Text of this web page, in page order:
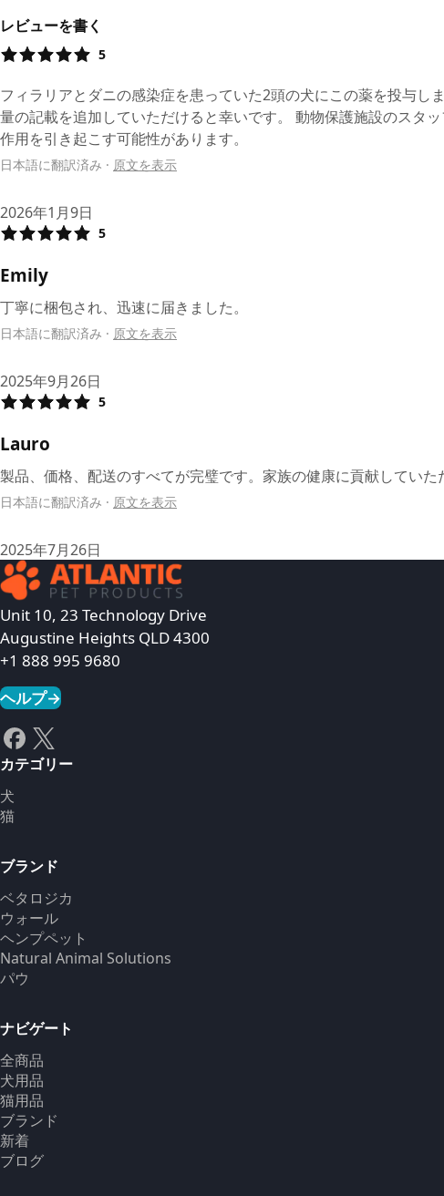
レビューを書く
5
フィラリアとダニの感染症を患っていた2頭の犬にこの薬を投与
量の記載を追加していただけると幸いです。 動物保護施設のスタ
作用を引き起こす可能性があります。
日本語に翻訳済み · 原文を表示
2026年1月9日
5
Emily
丁寧に梱包され、迅速に届きました。
日本語に翻訳済み · 原文を表示
2025年9月26日
5
Lauro
製品、価格、配送のすべてが完璧です。家族の健康に貢献していた
日本語に翻訳済み · 原文を表示
2025年7月26日
Unit 10, 23 Technology Drive
Augustine Heights QLD 4300
+1 888 995 9680
ヘルプ→
カテゴリー
犬
猫
ブランド
ベタロジカ
ウォール
ヘンプペット
Natural Animal Solutions
パウ
ナビゲート
全商品
犬用品
猫用品
ブランド
新着
ブログ